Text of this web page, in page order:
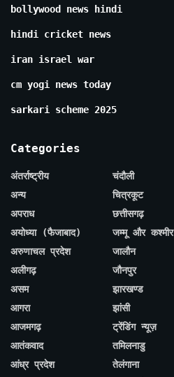
bollywood news hindi
hindi cricket news
iran israel war
cm yogi news today
sarkari scheme 2025
Categories
अंतर्राष्ट्रीय
अन्य
अपराध
अयोध्या (फैजाबाद)
अरुणाचल प्रदेश
अलीगढ़
असम
आगरा
आजमगढ़
आतंकवाद
आंध्र प्रदेश
चंदौली
चित्रकूट
छत्तीसगढ़
जम्मू और कश्मीर
जालौन
जौनपुर
झारखण्ड
झांसी
ट्रेंडिंग न्यूज़
तमिलनाडु
तेलंगाना